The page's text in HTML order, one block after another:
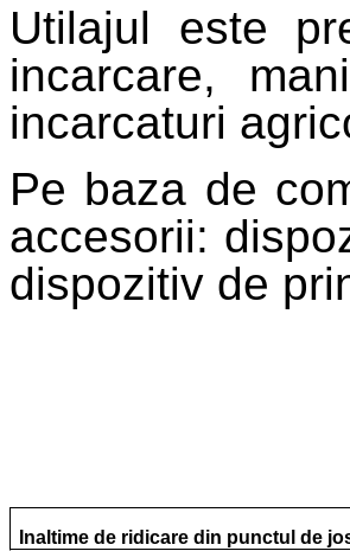
Utilajul este
incarcare,
incarcaturi
Pe baza de
accesorii:
dispozitiv de
Inaltime de ridicare din punctul de